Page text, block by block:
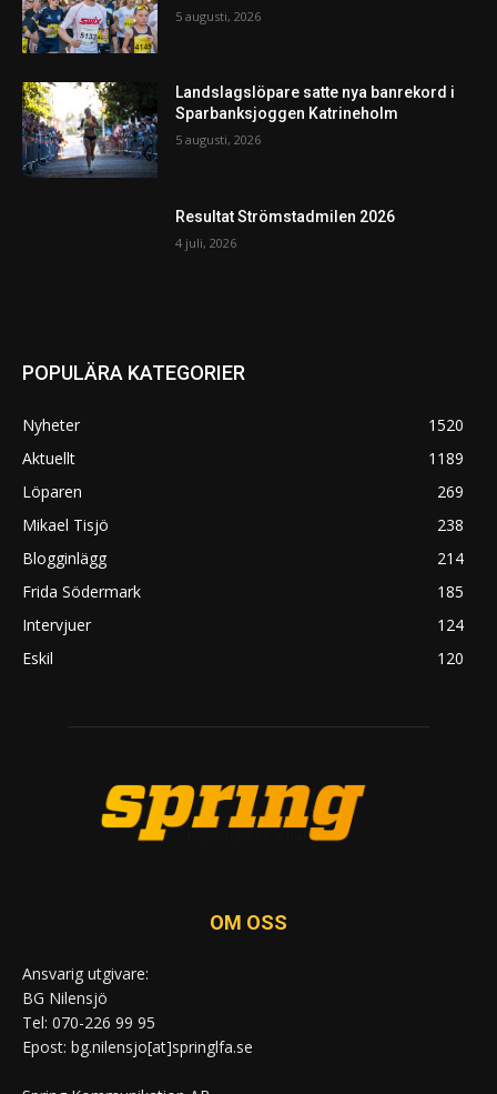
5 augusti, 2026
Landslagslöpare satte nya banrekord i
Sparbanksjoggen Katrineholm
5 augusti, 2026
Resultat Strömstadmilen 2026
4 juli, 2026
POPULÄRA KATEGORIER
Nyheter
1520
Aktuellt
1189
Löparen
269
Mikael Tisjö
238
Blogginlägg
214
Frida Södermark
185
Intervjuer
124
Eskil
120
OM OSS
Ansvarig utgivare:
BG Nilensjö
Tel: 070-226 99 95
Epost: bg.nilensjo[at]springlfa.se